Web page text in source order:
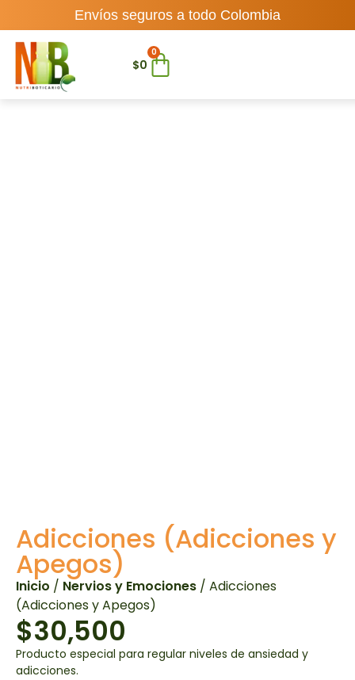
Envíos seguros a todo Colombia
$0
0
Adicciones (Adicciones y
Apegos)
Inicio / Nervios y Emociones / Adicciones
(Adicciones y Apegos)
$30,500
Producto especial para regular niveles de ansiedad y
adicciones.